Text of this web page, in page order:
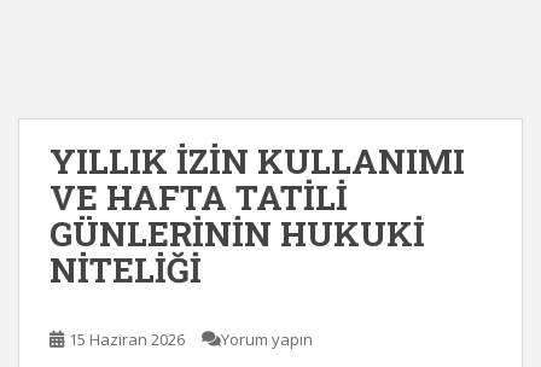
YILLIK İZİN KULLANIMI
VE HAFTA TATİLİ
GÜNLERİNİN HUKUKİ
NİTELİĞİ
15 Haziran 2026 Yorum yapın